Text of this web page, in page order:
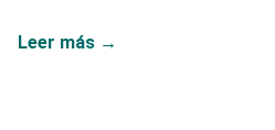
y Fragua.
Leer más →